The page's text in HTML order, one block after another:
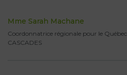
Mme Sarah Machane
Coordonnatrice régionale pour le Québec
CASCADES